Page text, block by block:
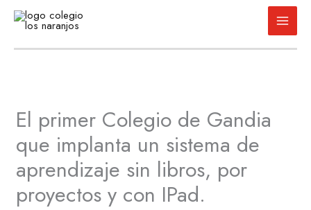
contenido
El primer Colegio de Gandia
que implanta un sistema de
aprendizaje sin libros, por
proyectos y con IPad.